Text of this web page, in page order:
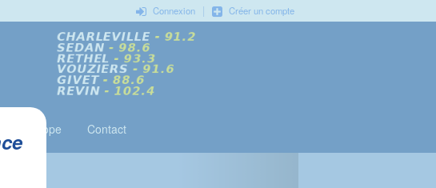
Connexion | Créer un compte
Horoscope Contact